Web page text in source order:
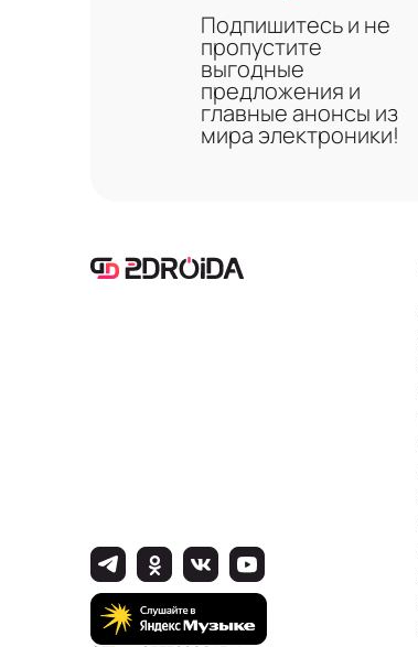
Подпишитесь и не
пропустите
выгодные
предложения и
главные анонсы из
мира электроники!